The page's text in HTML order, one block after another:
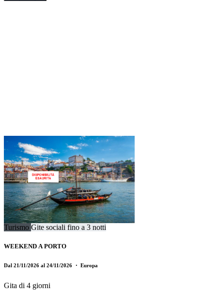
Turismo Gite sociali fino a 3 notti
WEEKEND A PORTO
Dal 21/11/2026 al 24/11/2026 ・ Europa
Gita di 4 giorni